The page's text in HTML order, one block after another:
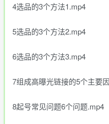
4选品的3个方法1.mp4
5选品的3个方法2.mp4
6选品的3个方法3.mp4
7组成高曝光链接的5个主要
8起号常见问题6个问题.mp4